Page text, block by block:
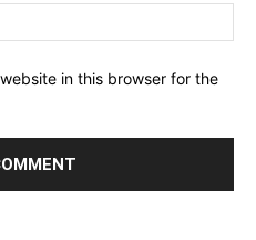
in this browser for the